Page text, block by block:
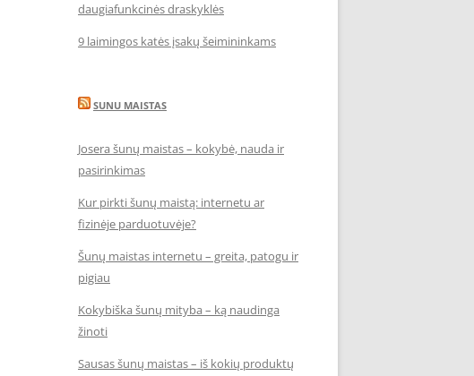
daugiafunkcinės draskyklės
9 laimingos katės įsakų šeimininkams
SUNU MAISTAS
Josera šunų maistas – kokybė, nauda ir
pasirinkimas
Kur pirkti šunų maistą: internetu ar
fizinėje parduotuvėje?
Šunų maistas internetu – greita, patogu ir
pigiau
Kokybiška šunų mityba – ką naudinga
žinoti
Sausas šunų maistas – iš kokių produktų